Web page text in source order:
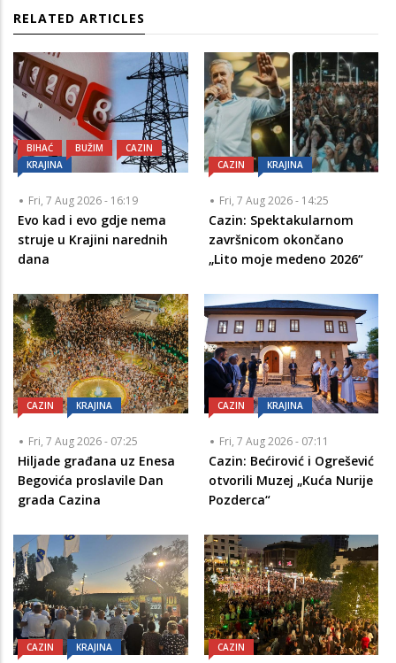
RELATED ARTICLES
BIHAĆ BUŽIM
CAZIN
KRAJINA
Fri, 7 Aug 2026 - 16:19
Evo kad i evo gdje nema
struje u Krajini narednih
dana
CAZIN KRAJINA
Fri, 7 Aug 2026 - 14:25
Cazin: Spektakularnom
završnicom okončano
„Lito moje medeno 2026“
CAZIN KRAJINA
Fri, 7 Aug 2026 - 07:25
Hiljade građana uz Enesa
Begovića proslavile Dan
grada Cazina
CAZIN KRAJINA
Fri, 7 Aug 2026 - 07:11
Cazin: Bećirović i Ogrešević
otvorili Muzej „Kuća Nurije
Pozderca“
CAZIN KRAJINA CAZIN